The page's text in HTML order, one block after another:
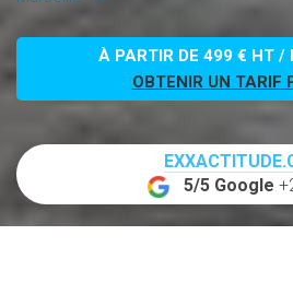
À PARTIR DE 499 € HT /
OBTENIR UN TARIF
5/5 Google